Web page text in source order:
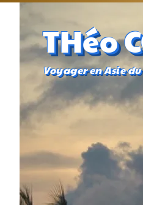
THéo
Voyager en Asie du